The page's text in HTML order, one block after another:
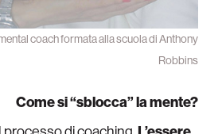
coach formata alla scuola di Anthony
Robbins
Come si “sblocca” la mente?